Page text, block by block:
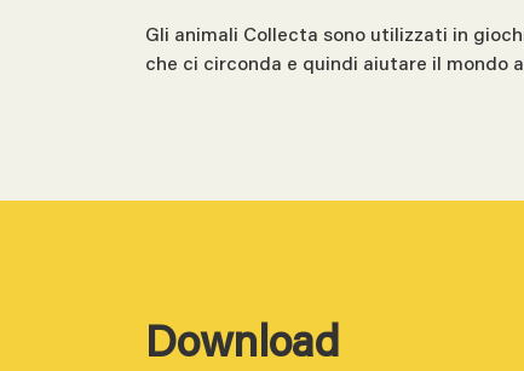
Gli animali Collecta sono utilizzati in
che ci circonda e quindi aiutare il mondo
Download